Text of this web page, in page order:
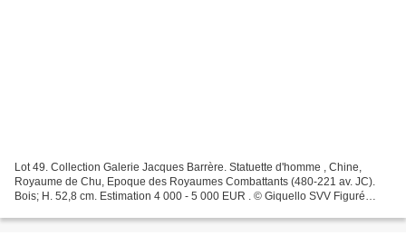
Lot 49. Collection Galerie Jacques Barrère. Statuette d'homme , Chine,
Royaume de Chu, Epoque des Royaumes Combattants (480-221 av. JC).
Bois; H. 52,8 cm. Estimation 4 000 - 5 000 EUR . © Giquello SVV Figuré